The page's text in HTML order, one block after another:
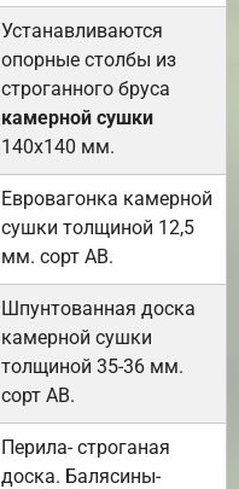
Устанавливаются
опорные столбы из
строганного бруса
камерной сушки
140х140 мм.
Евровагонка камерной
сушки толщиной 12,5
мм. сорт АВ.
Шпунтованная доска
камерной сушки
толщиной 35-36 мм.
сорт АВ.
Перила- строганая
доска. Балясины-